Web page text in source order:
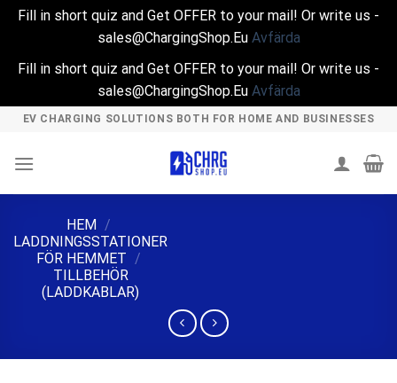
Fill in short quiz and Get OFFER to your mail! Or write us -
sales@ChargingShop.Eu Avfärda
Fill in short quiz and Get OFFER to your mail! Or write us -
sales@ChargingShop.Eu Avfärda
Skip
content
EV CHARGING SOLUTIONS BOTH FOR HOME AND BUSINESSES
HEM /
LADDNINGSSTATIONER
FÖR HEMMET /
TILLBEHÖR
(LADDKABLAR)